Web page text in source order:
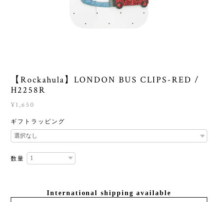
【Rockahula】LONDON BUS CLIPS-RED /
H2258R
¥1,650
ギフトラッピング
数量
International shipping available